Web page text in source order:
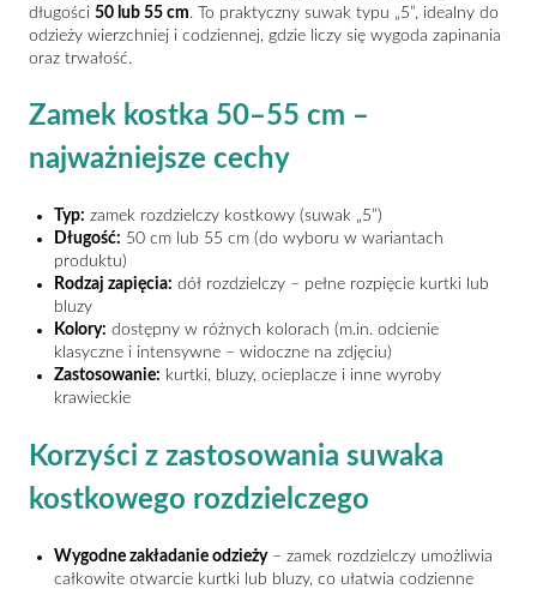
długości 50 lub 55 cm. To praktyczny suwak typu „5”, idealny do
odzieży wierzchniej i codziennej, gdzie liczy się wygoda zapinania
oraz trwałość.
Zamek kostka 50–55 cm –
najważniejsze cechy
Typ: zamek rozdzielczy kostkowy (suwak „5”)
Długość: 50 cm lub 55 cm (do wyboru w wariantach
produktu)
Rodzaj zapięcia: dół rozdzielczy – pełne rozpięcie kurtki lub
bluzy
Kolory: dostępny w różnych kolorach (m.in. odcienie
klasyczne i intensywne – widoczne na zdjęciu)
Zastosowanie: kurtki, bluzy, ocieplacze i inne wyroby
krawieckie
Korzyści z zastosowania suwaka
kostkowego rozdzielczego
Wygodne zakładanie odzieży– zamek rozdzielczy umożliwia
całkowite otwarcie kurtki lub bluzy, co ułatwia codzienne